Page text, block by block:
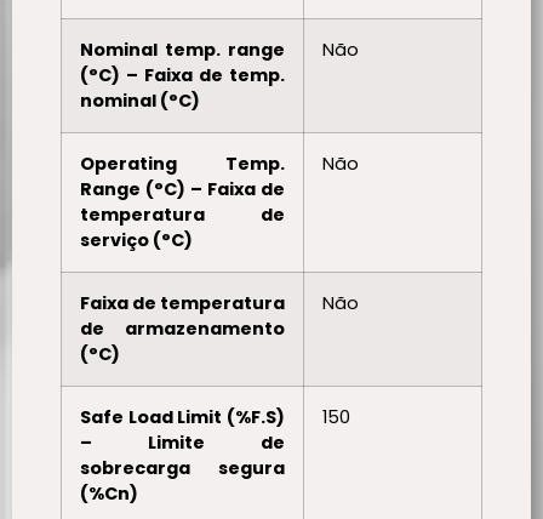
Nominal temp. range
(°C) – Faixa de temp.
nominal (°C)
Não
Operating Temp.
Range (°C) – Faixa de
temperatura de
serviço (°C)
Não
Faixa de temperatura
de armazenamento
(°C)
Não
Safe Load Limit (%F.S)
– Limite de
sobrecarga segura
(%Cn)
150